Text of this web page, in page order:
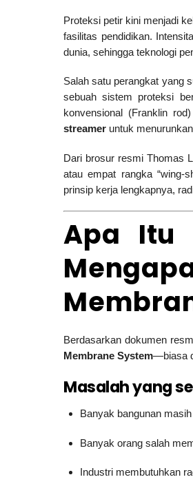
Proteksi petir kini menjadi
fasilitas pendidikan.
dunia, sehingga teknologi
Salah satu perangkat yang
sebuah sistem proteksi
konvensional (Franklin
streamer untuk
Dari brosur resmi Thomas
atau empat rangka “wing-
prinsip kerja lengkapnya,
Apa Itu
Berdasarkan dokumen
Membrane System—biasa
Masalah yang
Banyak bangunan
Banyak orang salah
Industri membutuhkan